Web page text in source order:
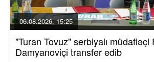
06.08.2026, 15:25
"Turan Tovuz" serbiyalı müdafiəçi
Damyanoviçi transfer edib